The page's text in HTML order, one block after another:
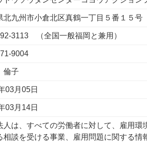
北九州市小倉北区真鶴一丁目５番１５号
3113 （全国一般福岡と兼用）
9004
子
03月05日
03月14日
人は、すべての労働者に対して、雇用環
相談を受ける事業、雇用問題に関する情